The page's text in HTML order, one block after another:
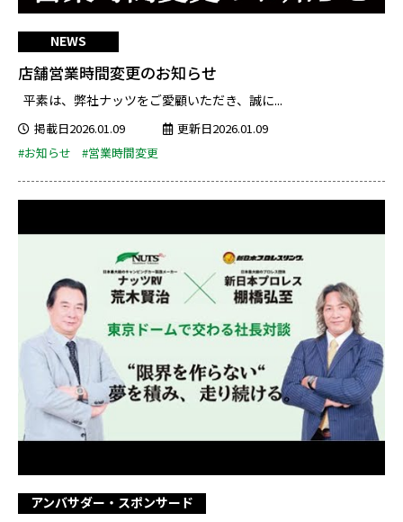
NEWS
店舗営業時間変更のお知らせ
平素は、弊社ナッツをご愛顧いただき、誠に...
掲載日2026.01.09
更新日2026.01.09
#お知らせ
#営業時間変更
アンバサダー・スポンサード